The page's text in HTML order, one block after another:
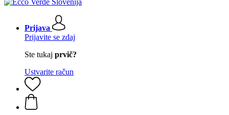
Prijava
Prijavite se zdaj
Ste tukaj prvič?
Ustvarite račun